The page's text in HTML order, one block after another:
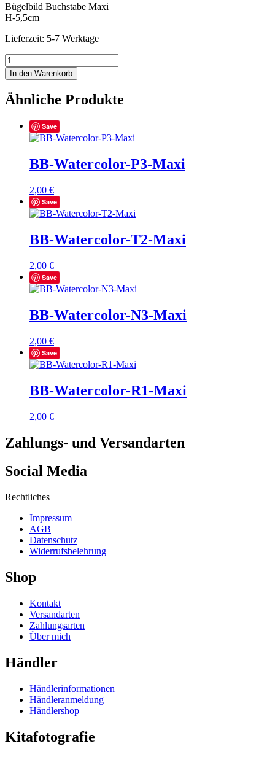
Bügelbild Buchstabe Maxi
H-5,5cm
Lieferzeit: 5-7 Werktage
BB-
Watercolor-
I2-
Maxi
Menge
In den Warenkorb
Ähnliche Produkte
Save
BB-Watercolor-P3-Maxi
2,00 €
Save
BB-Watercolor-T2-Maxi
2,00 €
Save
BB-Watercolor-N3-Maxi
2,00 €
Save
BB-Watercolor-R1-Maxi
2,00 €
Zahlungs- und Versandarten
Social Media
Rechtliches
Impressum
AGB
Datenschutz
Widerrufsbelehrung
Shop
Kontakt
Versandarten
Zahlungsarten
Über mich
Händler
Händlerinformationen
Händleranmeldung
Händlershop
Kitafotografie